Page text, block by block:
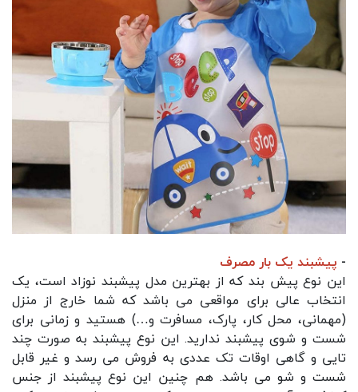
- پیشبند یک بار مصرف
این نوع پیش بند که از بهترین مدل پیشبند نوزاد است، یک
انتخاب عالی برای مواقعی می باشد که شما خارج از منزل
(مهمانی، محل کار، پارک، مسافرت و…) هستید و زمانی برای
شست و شوی پیشبند ندارید. این نوع پیشبند به صورت چند
تایی و گاهی اوقات تک عددی به فروش می رسد و غیر قابل
شست و شو می باشد. هم چنین این نوع پیشبند از جنس